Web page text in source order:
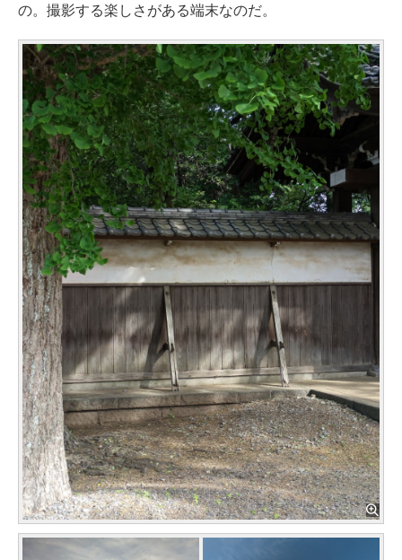
の。撮影する楽しさがある端末なのだ。